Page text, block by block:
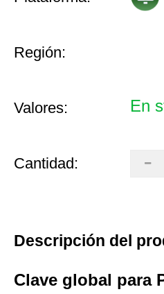
Región:
Valores: En
Cantidad:
Descripción del
Clave global para